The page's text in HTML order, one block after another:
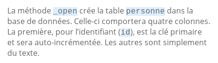
La méthode _open crée la table personne dans la
base de données. Celle-ci comportera quatre colonnes.
La première, pour l’identifiant (id), est la clé primaire
et sera auto-incrémentée. Les autres sont simplement
du texte.